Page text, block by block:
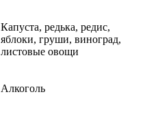
Капуста, редька, редис,
яблоки, груши, виноград,
листовые овощи
Алкоголь